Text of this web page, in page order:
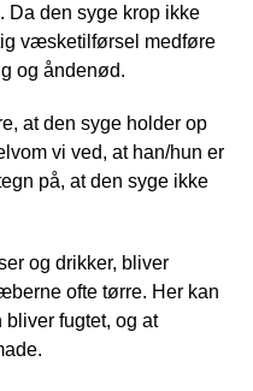
den syge krop ikke
væsketilførsel medføre
og åndenød.
at den syge holder op
vi ved, at han/hun er
på, at den syge ikke
og drikker, bliver
ofte tørre. Her kan
fugtet, og at